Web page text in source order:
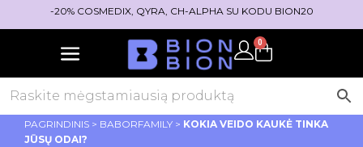
-20% COSMEDIX, QYRA, CH-ALPHA SU KODU BION20
0
PAGRINDINIS > BABORFAMILY > KOKIA VEIDO KAUKĖ TINKA
JŪSŲ ODAI?